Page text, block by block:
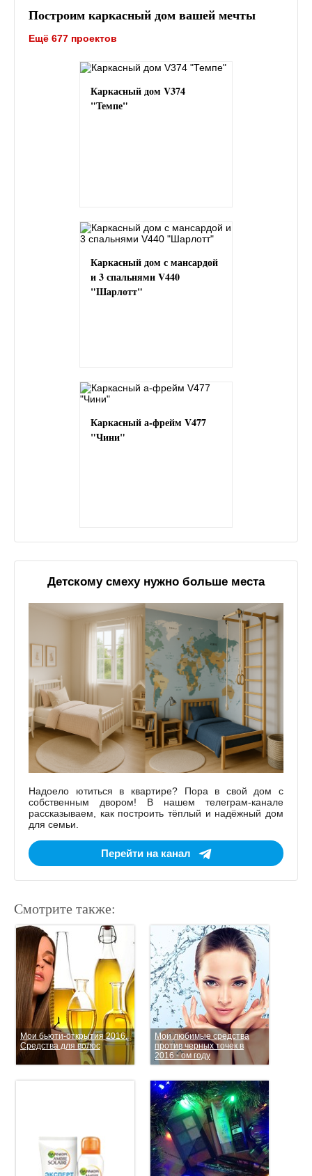
Построим каркасный дом вашей мечты
Ещё 677 проектов
Каркасный дом V374
"Темпе"
Каркасный дом с мансардой
и 3 спальнями V440
"Шарлотт"
Каркасный а-фрейм V477
"Чини"
Детскому смеху нужно больше места
Надоело ютиться в квартире? Пора в свой дом с
собственным двором! В нашем телеграм-канале
рассказываем, как построить тёплый и надёжный дом
для семьи.
Перейти на канал
Смотрите также:
Мои бьюти-открытия 2016.
Средства для волос
Мои любимые средства
против черных точек в
2016 - ом году